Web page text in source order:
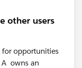
other users
for opportunities
A owns an